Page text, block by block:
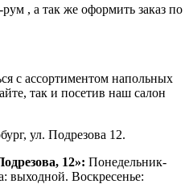
, а так же оформить заказ по
с ассортиментом напольных
так и посетив наш салон
ул. Подрезова 12.
12»: Понедельник-
выходной. Воскресенье: